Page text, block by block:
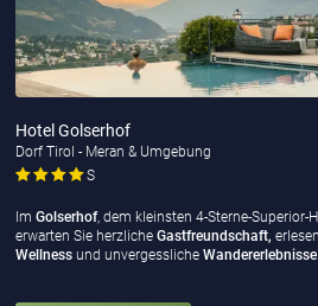
Hotel Golserhof
Dorf Tirol - Meran & Umgebung
S
Im Golserhof, dem kleinsten 4-Sterne-Superior-
erwarten Sie herzlicheGastfreundschaft,
Wellness und unvergesslicheWandererlebnisse